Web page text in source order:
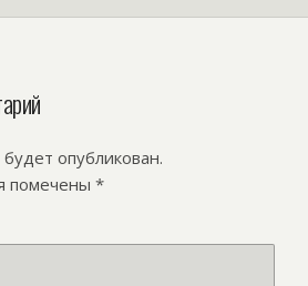
опубликован.
помечены *